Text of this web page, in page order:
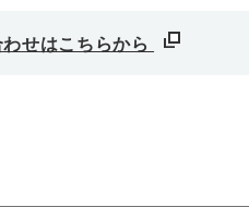
せはこちらから